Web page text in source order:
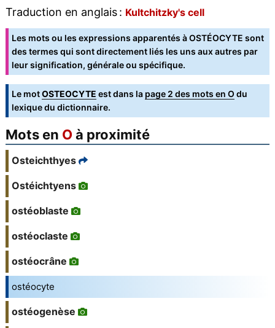
Traduction en anglais : Kultchitzky's cell
Les mots ou les expressions apparentés à OSTÉOCYTE sont
des termes qui sont directement liés les uns aux autres par
leur signification, générale ou spécifique.
Le motOSTEOCYTE est dans la page 2 des mots en O du
lexique du dictionnaire.
Mots en O à proximité
Osteichthyes
Ostéichtyens
ostéoblaste
ostéoclaste
ostéocrâne
ostéocyte
ostéogenèse